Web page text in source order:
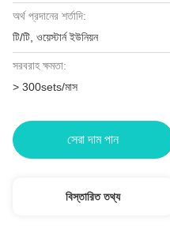
অর্থ প্রদানের শর্তাদি:
টি/টি, ওয়েস্টার্ন ইউনিয়ন
সরবরাহ ক্ষমতা:
> 300sets/মাস
সেরা দাম পান
বিস্তারিত তথ্য